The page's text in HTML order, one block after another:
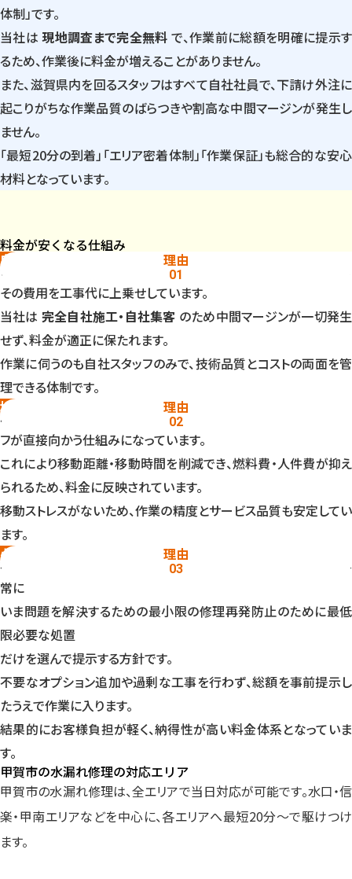
体制」です。
当社は現地調査まで完全無料 で、作業前に総額を明確に提示す
るため、作業後に料金が増えることがありません。
また、滋賀県内を回るスタッフはすべて自社社員で、下請け外注に
起こりがちな作業品質のばらつきや割高な中間マージンが発生し
ません。
「最短20分の到着」「エリア密着体制」「作業保証」も総合的な安心
材料となっています。
料金が安くなる仕組み
理由
01
自社施工で中間コストを排除
多くの水道修理業者は、広告会社や仲介サイトから案件を購入し、
その費用を工事代に上乗せしています。
当社は 完全自社施工・自社集客 のため中間マージンが一切発生
せず、料金が適正に保たれます。
作業に伺うのも自社スタッフのみで、技術品質とコストの両面を管
理できる体制です。
理由
02
地域密着で移動コストを最小化
滋賀県内はエリア別に待機スタッフを配置しており、最寄りスタッ
フが直接向かう仕組みになっています。
これにより移動距離・移動時間を削減でき、燃料費・人件費が抑え
られるため、料金に反映されています。
移動ストレスがないため、作業の精度とサービス品質も安定してい
ます。
理由
03
必要最小限の作業提案ポリシー
水道修理は状況により複数の作業選択肢が存在しますが、当社は
常に
いま問題を解決するための最小限の修理再発防止のために最低
限必要な処置
だけを選んで提示する方針です。
不要なオプション追加や過剰な工事を行わず、総額を事前提示し
たうえで作業に入ります。
結果的にお客様負担が軽く、納得性が高い料金体系となっていま
す。
甲賀市の水漏れ修理の対応エリア
甲賀市の水漏れ修理は、全エリアで当日対応が可能です。水口・信
楽・甲南エリアなどを中心に、各エリアへ最短20分～で駆けつけ
ます。